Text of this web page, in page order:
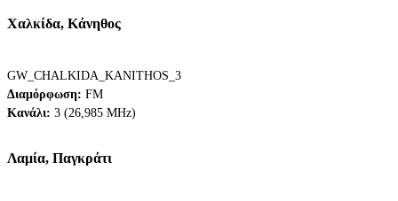
Χαλκίδα, Κάνηθος
GW_CHALKIDA_KANITHOS_3
Διαμόρφωση: FM
Κανάλι: 3 (26,985 MHz)
Λαμία, Παγκράτι